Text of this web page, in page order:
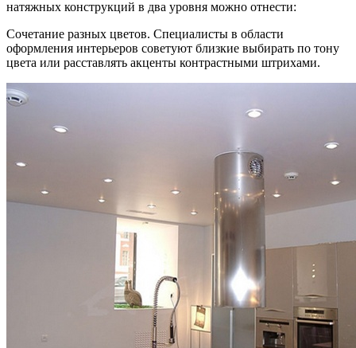
натяжных конструкций в два уровня можно отнести:
Сочетание разных цветов. Специалисты в области
оформления интерьеров советуют близкие выбирать по тону
цвета или расставлять акценты контрастными штрихами.